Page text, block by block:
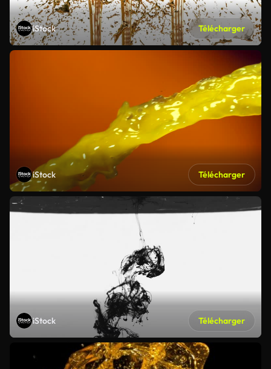
iStock Télécharger
iStock Télécharger
iStock Télécharger